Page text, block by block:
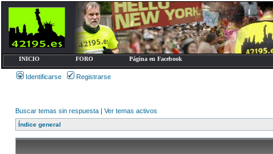
INICIO FORO Página en Facebook
Identificarse Registrarse
Buscar temas sin respuesta | Ver temas activos
Índice general